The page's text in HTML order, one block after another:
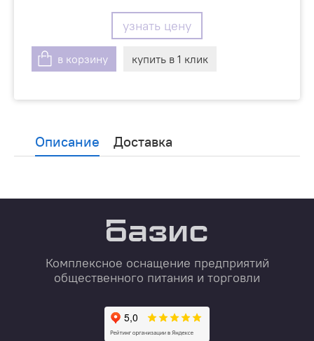
узнать цену
в корзину купить в 1 клик
Описание Доставка
Комплексное оснащение предприятий
общественного питания и торговли